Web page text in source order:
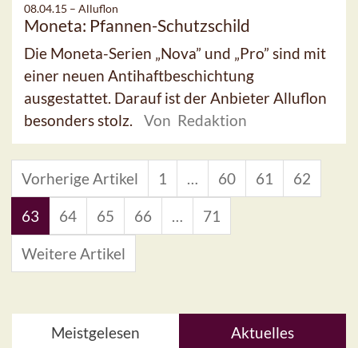
08.04.15 – Alluflon
Moneta: Pfannen-Schutzschild
Die Moneta-Serien „Nova” und „Pro” sind mit
einer neuen Antihaftbeschichtung
ausgestattet. Darauf ist der Anbieter Alluflon
besonders stolz.
Von Redaktion
Vorherige Artikel 1 60 61 62
63 64 65 66 71
Weitere Artikel
Meistgelesen Aktuelles